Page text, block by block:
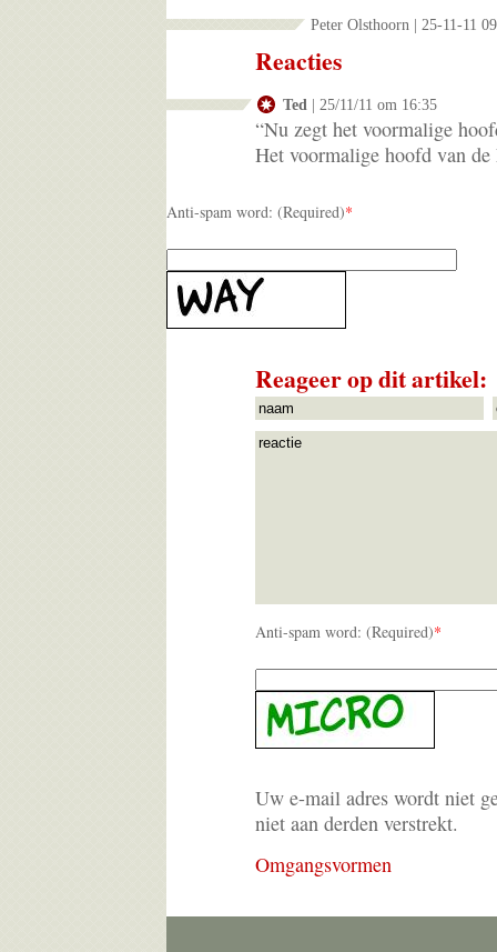
Peter Olsthoorn | 25-11-11
Reacties
Ted | 25/11/11 om 16:35
“Nu zegt het voormalige
Het voormalige hoofd van
Anti-spam word: (Required)*
Reageer op dit artikel:
Anti-spam word: (Required)*
Uw e-mail adres wordt niet
niet aan derden verstrekt.
Omgangsvormen